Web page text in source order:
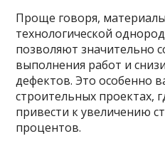
Проще говоря,
технологической
позволяют значительно
выполнения работ и
дефектов. Это особенно
строительных проектах,
привести к увеличению
процентов.